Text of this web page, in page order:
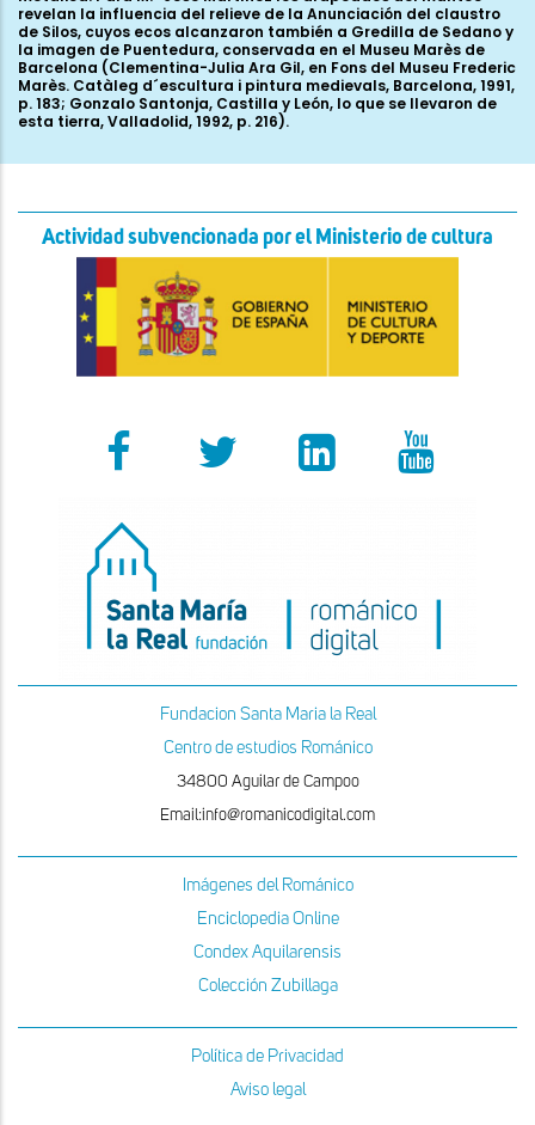
revelan la influencia del relieve de la Anunciación del claustro
de Silos, cuyos ecos alcanzaron también a Gredilla de Sedano y
la imagen de Puentedura, conservada en el Museu Marès de
Barcelona (Clementina-Julia Ara Gil, en Fons del Museu Frederic
Marès. Catàleg d´escultura i pintura medievals, Barcelona, 1991,
p. 183; Gonzalo Santonja, Castilla y León, lo que se llevaron de
esta tierra, Valladolid, 1992, p. 216).
Actividad subvencionada por el Ministerio de cultura
Fundacion Santa Maria la Real
Centro de estudios Románico
34800 Aguilar de Campoo
Email:info@romanicodigital.com
Imágenes del Románico
Enciclopedia Online
Condex Aquilarensis
Colección Zubillaga
Política de Privacidad
Aviso legal